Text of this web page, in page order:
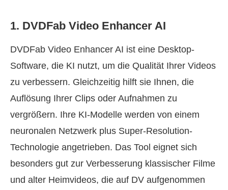
1. DVDFab Video Enhancer AI
DVDFab Video Enhancer AI ist eine Desktop-
Software, die KI nutzt, um die Qualität Ihrer Videos
zu verbessern. Gleichzeitig hilft sie Ihnen, die
Auflösung Ihrer Clips oder Aufnahmen zu
vergrößern. Ihre KI-Modelle werden von einem
neuronalen Netzwerk plus Super-Resolution-
Technologie angetrieben. Das Tool eignet sich
besonders gut zur Verbesserung klassischer Filme
und alter Heimvideos, die auf DV aufgenommen